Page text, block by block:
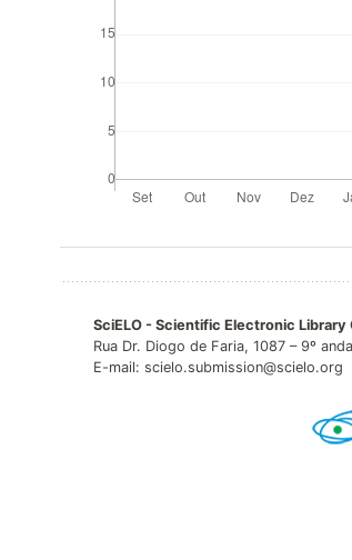
SciELO - Scientific Electronic Library
Rua Dr. Diogo de Faria, 1087 – 9º
E-mail: scielo.submission@scielo.org